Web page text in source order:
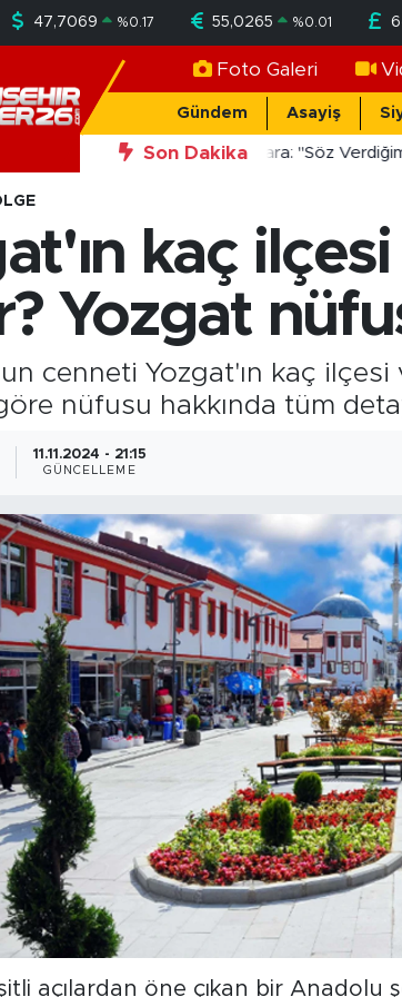
47,7069 %0.17 55,0265 %0.01
Foto Galeri
Gündem Asayiş
Son Dakika
20:56Okan Yücekara: "Söz
kaç
Yozgat
cenneti Yozgat'ın kaç
nüfusu hakkında tüm
11.11.2024 - 21:15
GÜNCELLEME
açılardan öne çıkan bir Anadolu
Fikstür